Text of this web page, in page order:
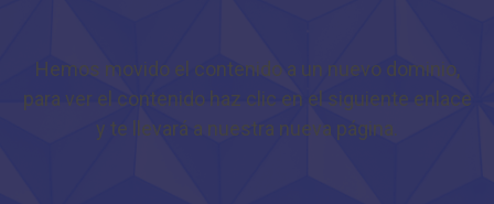
Hemos movido el contenido a un nuevo dominio,
para ver el contenido haz clic en el siguiente enlace
y te llevará a nuestra nueva página.